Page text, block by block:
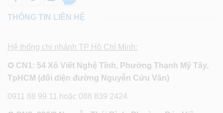
THÔNG TIN LIÊN HỆ
Hệ thống chi nhánh TP Hồ Chí Minh:
✪ CN1: 54 Xô Viết Nghệ Tĩnh, Phường Thạnh Mỹ Tây,
TpHCM (đối diện đường Nguyễn Cửu Vân)
0911 88 99 11 hoặc 088 839 2424